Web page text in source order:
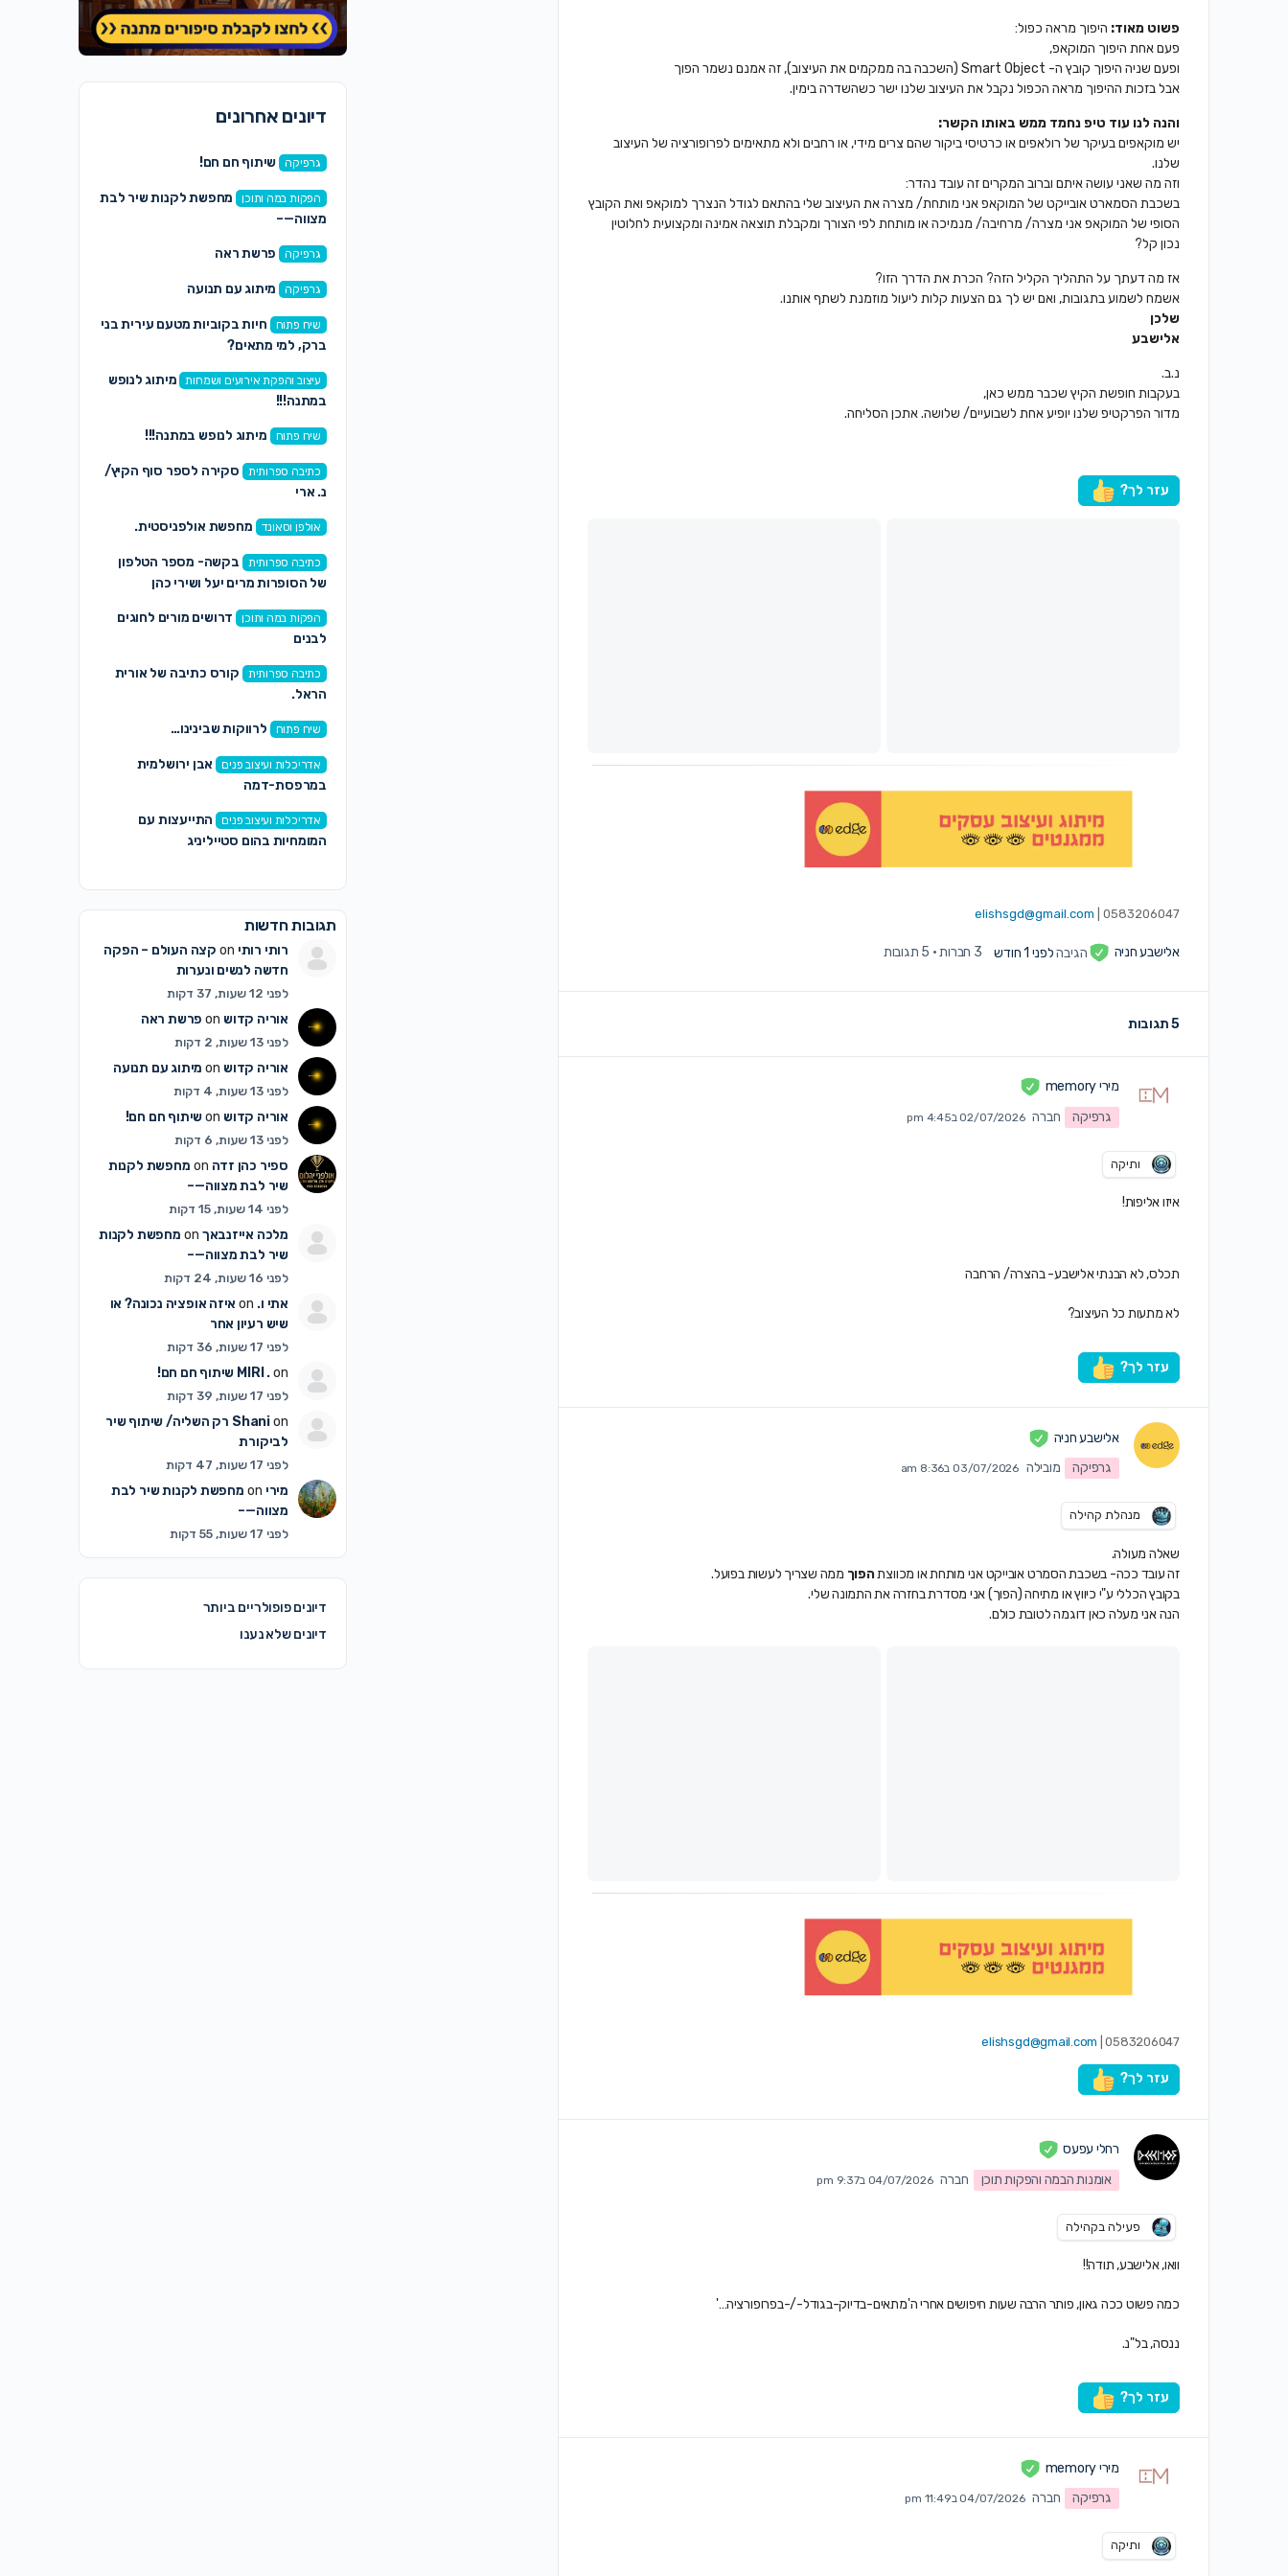
פשוט מאוד: היפוך מראה כפול:
פעם אחת היפוך המוקאפ,
ופעם שניה היפוך קובץ ה- Smart Object (השכבה בה ממקמים את העיצוב), זה אמנם נשמר הפוך
אבל בזכות ההיפוך מראה הכפול נקבל את העיצוב שלנו ישר כשהשדרה בימין.
והנה לנו עוד טיפ נחמד ממש באותו הקשר:
יש מוקאפים בעיקר של רולאפים או כרטיסי ביקור שהם צרים מידי, או רחבים ולא מתאימים לפרופורציה של העיצוב
שלנו.
וזה מה שאני עושה איתם וברוב המקרים זה עובד נהדר:
בשכבת הסמארט אובייקט של המוקאפ אני מותחת/ מצרה את העיצוב שלי בהתאם לגודל הנצרך למוקאפ ואת הקובץ
הסופי של המוקאפ אני מצרה/ מרחיבה/ מנמיכה או מותחת לפי הצורך ומקבלת תוצאה אמינה ומקצועית לחלוטין
נכון קל?
אז מה דעתך על התהליך הקליל הזה? הכרת את הדרך הזו?
אשמח לשמוע בתגובות, ואם יש לך גם הצעות קלות ליעול מוזמנת לשתף אותנו.
שלכן
אלישבע
נ.ב.
בעקבות חופשת הקיץ שכבר ממש כאן,
מדור הפרקטיפ שלנו יופיע אחת לשבועיים/ שלושה. אתכן הסליחה.
עזר לך?
0583206047 |
elishsgd@gmail.com
אלישבע חניה הגיבהלפני 1 חודש 3 חברות · 5 תגובות
5 תגובות
מירי memory
גרפיקה
חברה 02/07/2026 ב4:45 pm
ותיקה
איזו אליפות!
תכלס, לא הבנתי אלישבע- בהצרה/ הרחבה
לא מתעות כל העיצוב?
עזר לך?
אלישבע חניה
גרפיקה
מובילה 03/07/2026 ב8:36 am
מנהלת קהילה
שאלה מעולה.
זה עובד ככה- בשכבת הסמרט אובייקט אני מותחת או מכווצתהפוך ממה שצריך לעשות בפועל.
בקובץ הכללי ע"י כיווץ או מתיחה (הפוך) אני מסדרת בחזרה את התמונה שלי.
הנה אני מעלה כאן דוגמה לטובת כולם.
0583206047 |
elishsgd@gmail.com
עזר לך?
רחלי עפעס
אומנות הבמה והפקות תוכן
חברה 04/07/2026 ב9:37 pm
פעילה בקהילה
וואו, אלישבע, תודה!!
כמה פשוט ככה גאון, פותר הרבה שעות חיפושים אחרי ה'מתאים-בדיוק-בגודל-/-בפרופורציה…'
ננסה, בל"נ.
עזר לך?
מירי memory
גרפיקה
חברה 04/07/2026 ב11:49 pm
ותיקה
דיונים אחרונים
גרפיקה שיתוף חם חם!
הפקות במה ותוכן
מחפשת לקנות שיר לבת
מצווה—–
גרפיקה פרשת ראה
גרפיקה מיתוג עם תנועה
שיח פתוח
חיות בקוביות מטעם עירית בני
ברק, למי מתאים?
עיצוב והפקת אירועים ושמחות
מיתוג לנופש
במתנה!!!
שיח פתוח מיתוג לנופש במתנה!!!
כתיבה ספרותית
סקירה לספר סוף הקיץ/
נ. ארי
אולפן וסאונד מחפשת אולפניסטית.
כתיבה ספרותית
בקשה- מספר הטלפון
של הסופרות מרים יעל ושירי כהן
הפקות במה ותוכן
דרושים מורים לחוגים
לבנים
כתיבה ספרותית
קורס כתיבה של אורית
הראל.
שיח פתוח לרווקות שבינינו…
אדריכלות ועיצוב פנים
אבן ירושלמית
במרפסת-דמה
אדריכלות ועיצוב פנים
התייעצות עם
המומחיות בהום סטייליניג
תגובות חדשות
רותי רותי
קצה העולם – הפקה
חדשה לנשים ונערות
לפני 12 שעות, 37 דקות
אוריה קדוש פרשת ראה
לפני 13 שעות, 2 דקות
אוריה קדוש מיתוג עם תנועה
לפני 13 שעות, 4 דקות
אוריה קדוש שיתוף חם חם!
לפני 13 שעות, 6 דקות
ספיר כהן זדה
מחפשת לקנות
שיר לבת מצווה—–
לפני 14 שעות, 15 דקות
מלכה אייזנבאך
מחפשת לקנות
שיר לבת מצווה—–
לפני 16 שעות, 24 דקות
אתי ו.
איזה אופציה נכונה? או
שיש רעיון אחר
לפני 17 שעות, 36 דקות
MIRI .on שיתוף חם חם!
לפני 17 שעות, 39 דקות
Shanion
רק השליה/ שיתוף שיר
לביקורת
לפני 17 שעות, 47 דקות
מירי
מחפשת לקנות שיר לבת
מצווה—–
לפני 17 שעות, 55 דקות
דיונים פופולריים ביותר
דיונים שלא נענו